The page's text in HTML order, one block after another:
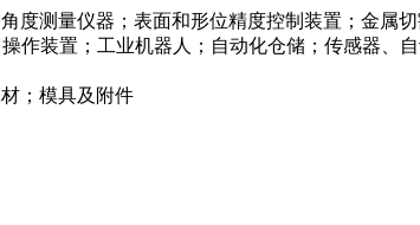
测量仪器；表面和形位精度控制装置；金属切
装置；工业机器人；自动化仓储；传感器、自
；模具及附件